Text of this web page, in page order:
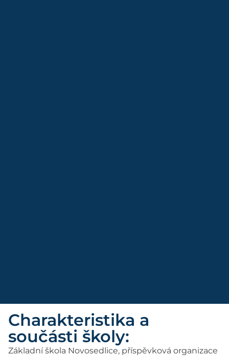
Charakteristika a
součásti školy:
Základní škola Novosedlice, příspěvková organizace